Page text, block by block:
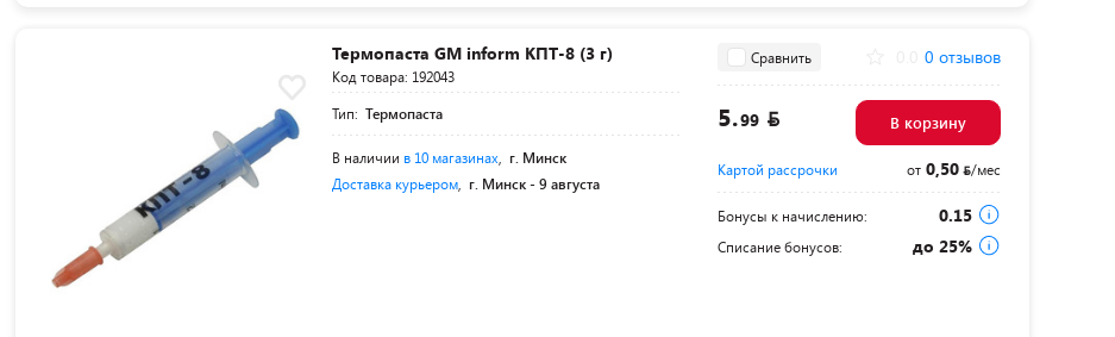
Термопаста GM inform КПТ-8 (3 г)
Код товара: 192043
Тип: Термопаста
В наличии в 10 магазинах г. Минск
Доставка курьером г. Минск -9 августа
Сравнить 0 отзывов
5.99 В корзину
Картой рассрочки от0,50 /мес
Бонусы к начислению: 0.15
Списание бонусов: до 25%